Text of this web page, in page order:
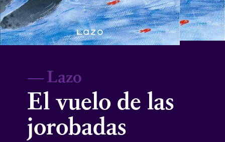
—Lazo
El vuelo de las
jorobadas